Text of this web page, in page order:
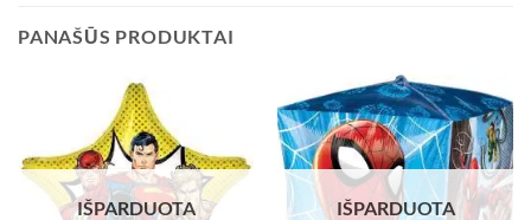
PANAŠŪS PRODUKTAI
IŠPARDUOTA IŠPARDUOTA